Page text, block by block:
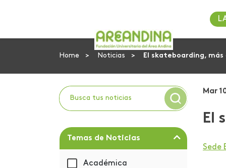
Home Noticias El skateboarding,
Temas de Noticias
Académica
Mar
El
Sede